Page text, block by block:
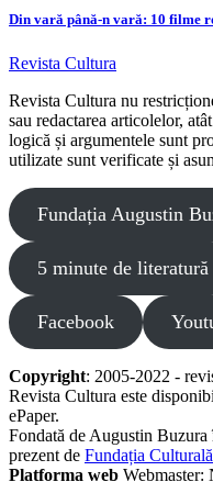
Din vară până-n vară: 10 filme
Revista Cultura
Revista Cultura nu
sau redactarea articolelor,
logică și argumentele sunt
utilizate sunt verificate și
Fundația Augustin
5 minute de literatură
Facebook
Copyright: 2005-2022 -
Revista Cultura este
ePaper.
Fondată de Augustin
prezent de Fundația
Platforma web Webmaster: